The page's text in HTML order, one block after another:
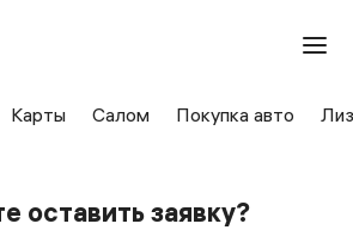
Карты Салом Покупка авто
оставить заявку?